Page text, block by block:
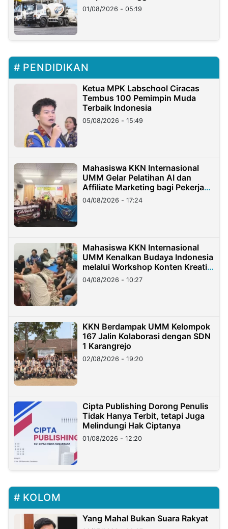
Ritto
01/08/2026 - 05:19
PENDIDIKAN
Ketua MPK Labschool Ciracas
Tembus 100 Pemimpin Muda
Terbaik Indonesia
05/08/2026 - 15:49
Mahasiswa KKN Internasional
UMM Gelar Pelatihan AI dan
Affiliate Marketing bagi Pekerja
Migran Indonesia di Taiwan
04/08/2026 - 17:24
Mahasiswa KKN Internasional
UMM Kenalkan Budaya Indonesia
melalui Workshop Konten Kreatif
di Taiwan
04/08/2026 - 10:27
KKN Berdampak UMM Kelompok
167 Jalin Kolaborasi dengan SDN
1 Karangrejo
02/08/2026 - 19:20
Cipta Publishing Dorong Penulis
Tidak Hanya Terbit, tetapi Juga
Melindungi Hak Ciptanya
01/08/2026 - 12:20
KOLOM
Yang Mahal Bukan Suara Rakyat